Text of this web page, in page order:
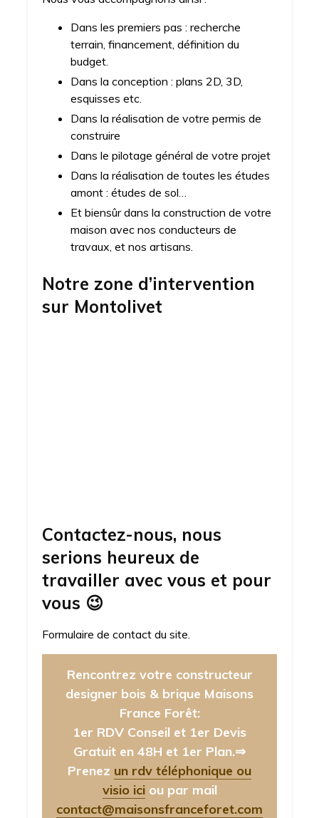
Dans les premiers pas : recherche
terrain, financement, définition du
budget.
Dans la conception : plans 2D, 3D,
esquisses etc.
Dans la réalisation de votre permis de
construire
Dans le pilotage général de votre projet
Dans la réalisation de toutes les études
amont : études de sol…
Et biensûr dans la construction de votre
maison avec nos conducteurs de
travaux, et nos artisans.
Notre zone d’intervention
sur Montolivet
Contactez-nous, nous
serions heureux de
travailler avec vous et pour
vous 😉
Formulaire de contact du site.
Rencontrez votre constructeur
designer bois & brique Maisons
France Forêt:
1er RDV Conseil et 1er Devis
Gratuit en 48H et 1er Plan.⇒
Prenez un rdv téléphonique ou
visio iciou par mail
contact@maisonsfranceforet.com